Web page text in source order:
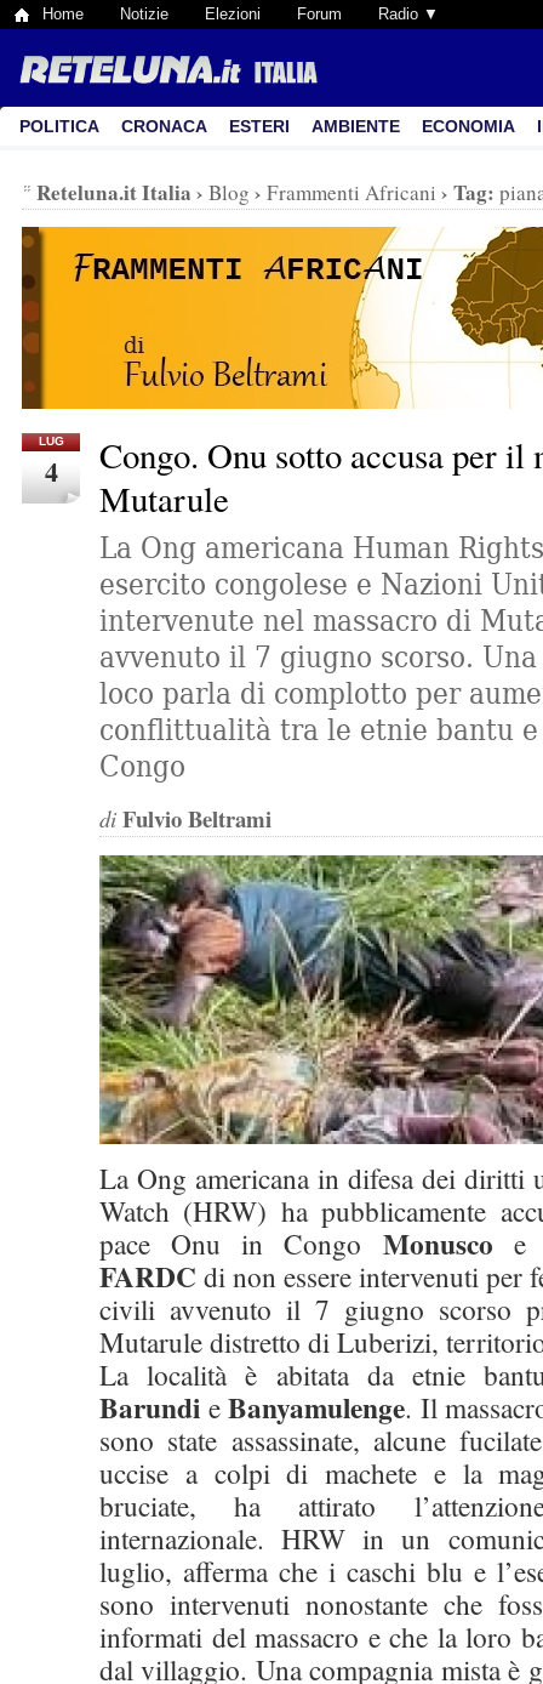
Home Notizie Elezioni Forum Radio ▼
POLITICA CRONACA ESTERI AMBIENTE ECONOMIA
Reteluna.it Italia › Blog › Frammenti Africani › Tag:
LUG
4
Congo. Onu sotto accusa per il
Mutarule
La Ong americana Human
esercito congolese e Nazioni
intervenute nel massacro di
avvenuto il 7 giugno scorso.
loco parla di complotto per
conflittualità tra le etnie bantu
Congo
di Fulvio Beltrami
La Ong americana in difesa dei diritti
Watch (HRW) ha pubblicamente
pace Onu in Congo Monusco e
FARDC di non essere intervenuti per
civili avvenuto il 7 giugno scorso
Mutarule distretto di Luberizi,
La località è abitata da etnie
Barundi eBanyamulenge. Il
sono state assassinate, alcune
uccise a colpi di machete e la
bruciate, ha attirato
internazionale. HRW in un
luglio, afferma che i caschi blu e
sono intervenuti nonostante che
informati del massacro e che la loro
dal villaggio. Una compagnia mista è